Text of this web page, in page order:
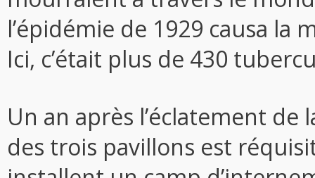
l’épidémie de 1929 causa
Ici, c’était plus de 430
Un an après l’éclatement de
des trois pavillons est